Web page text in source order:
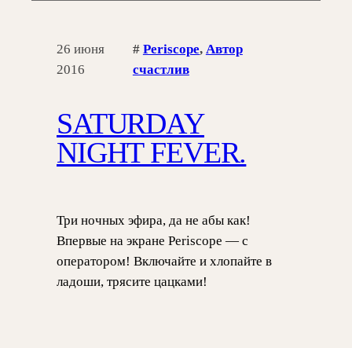
26 июня
2016
# Periscope, Автор
счастлив
SATURDAY
NIGHT FEVER.
Три ночных эфира, да не абы как!
Впервые на экране Periscope — с
оператором! Включайте и хлопайте в
ладоши, трясите цацками!